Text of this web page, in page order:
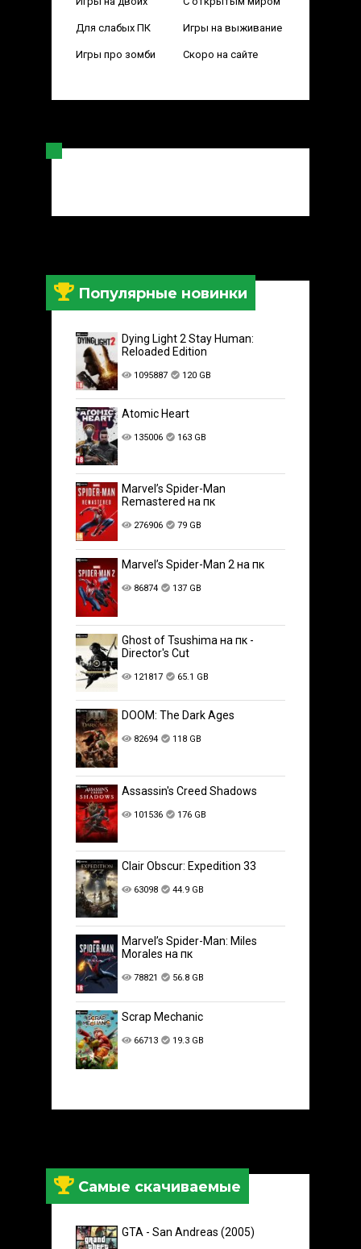
Для слабых ПК Игры на выживание
Игры про зомби Скоро на сайте
Популярные новинки
Dying Light 2 Stay Human:
Reloaded Edition
1095887 120 GB
Atomic Heart
135006 163 GB
Marvel’s Spider-Man
Remastered на пк
276906 79 GB
Marvel’s Spider-Man 2 на пк
86874 137 GB
Ghost of Tsushima на пк -
Director's Cut
121817 65.1 GB
DOOM: The Dark Ages
82694 118 GB
Assassin's Creed Shadows
101536 176 GB
Clair Obscur: Expedition 33
63098 44.9 GB
Marvel’s Spider-Man: Miles
Morales на пк
78821 56.8 GB
Scrap Mechanic
66713 19.3 GB
Самые скачиваемые
GTA - San Andreas (2005)